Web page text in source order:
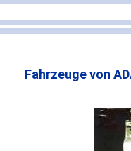
Fahrzeuge von